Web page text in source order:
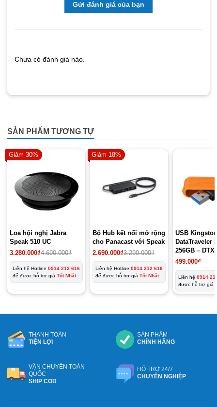
Gửi đánh giá của bạn
Chưa có đánh giá nào.
SẢN PHẨM TƯƠNG TỰ
Giảm 30%
Loa hội nghị Jabra
Speak 510 UC
4.690.000₫
Giá
gốc
là:
4.690.000₫.
3.280.000₫
Giá
hiện
tại
là:
3.280.000₫.
Liên hệ Hotline 0914 212 616
để được hỗ trợ giá Tốt Nhất
Giảm 18%
Bộ Hub kết nối mở rộng
cho Panacast với Speak
3.290.000₫
Giá
gốc
là:
3.290.000₫.
2.690.000₫
Giá
hiện
tại
là:
2.690.000₫.
Liên hệ Hotline0914 212 616
để được hỗ trợ giáTốt Nhất
USB
DataTraveler
256GB –
499.000₫
Liên hệ0914
được hỗ trợ giá
THANH TOÁN
TIỆN LỢI
SẢN PHẨM
CHÍNH HÃNG
VẬN CHUYỂN TOÀN
QUỐC
SHIP COD
HỖ TRỢ 24/7
CHUYÊN NGHIỆP